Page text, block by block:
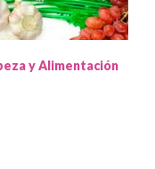
y Alimentación